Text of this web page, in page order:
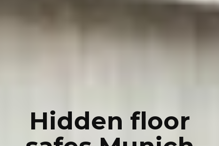
Hidden floor